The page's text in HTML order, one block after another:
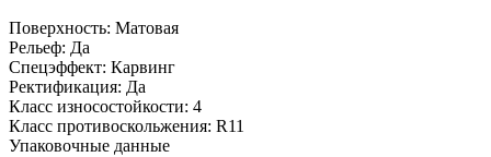
Поверхность: Матовая
Рельеф: Да
Спецэффект: Карвинг
Ректификация: Да
Класс износостойкости: 4
Класс противоскольжения: R11
Упаковочные данные